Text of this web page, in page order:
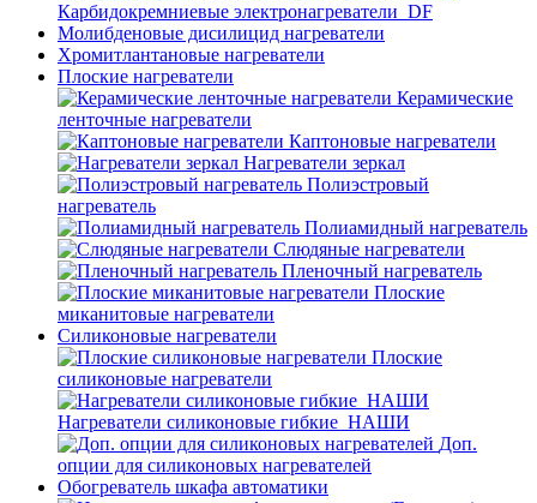
Карбидокремниевые электронагреватели_DF
Молибденовые дисилицид нагреватели
Хромитлантановые нагреватели
Плоские нагреватели
Керамические
ленточные нагреватели
Каптоновые нагреватели
Нагреватели зеркал
Полиэстровый
нагреватель
Полиамидный нагреватель
Слюдяные нагреватели
Пленочный нагреватель
Плоские
миканитовые нагреватели
Силиконовые нагреватели
Плоские
силиконовые нагреватели
Нагреватели силиконовые гибкие_НАШИ
Доп.
опции для силиконовых нагревателей
Обогреватель шкафа автоматики